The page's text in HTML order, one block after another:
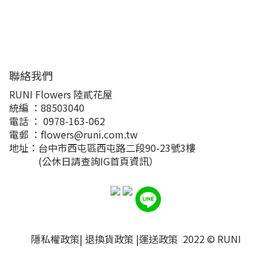
聯絡我們
RUNI Flowers 陸貳花屋
統編 ：88503040
電話 ： 0978-163-062
電郵 ：flowers@runi.com.tw
地址：台中市西屯區西屯路二段90-23號3樓
(公休日請查詢IG首頁資訊）
隱私權政策| 退換貨政策 |運送政策 2022 © RUNI